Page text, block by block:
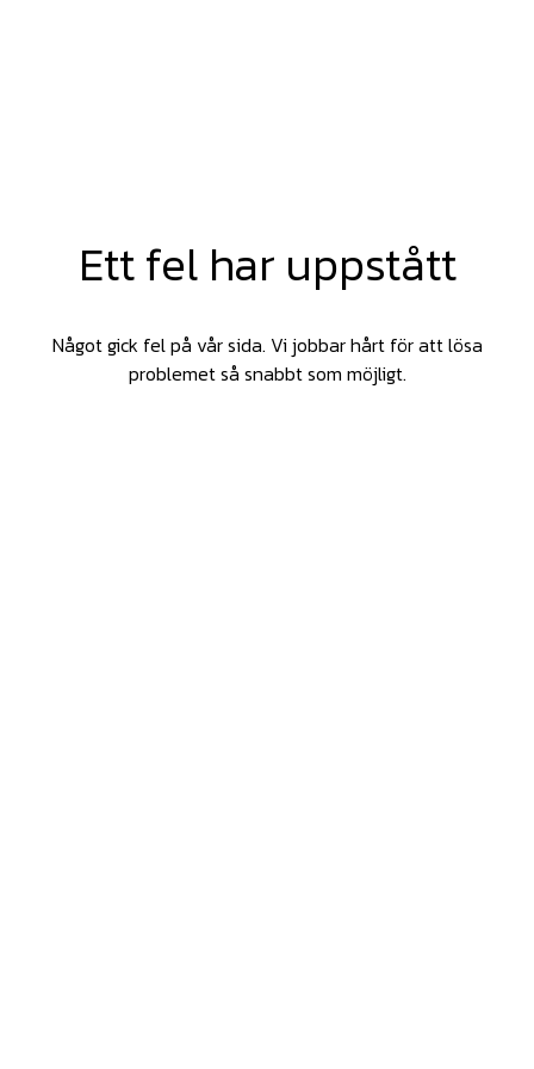
Ett fel har uppstått
Något gick fel på vår sida. Vi jobbar hårt för att lösa
problemet så snabbt som möjligt.